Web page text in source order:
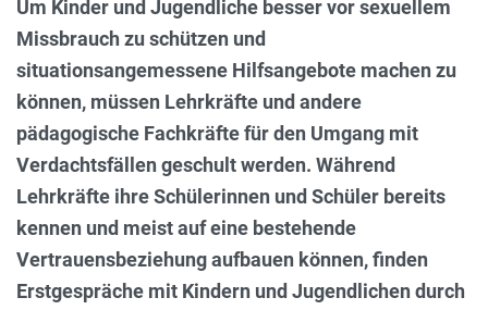
Um Kinder und Jugendliche besser vor sexuellem
Missbrauch zu schützen und
situationsangemessene Hilfsangebote machen zu
können, müssen Lehrkräfte und andere
pädagogische Fachkräfte für den Umgang mit
Verdachtsfällen geschult werden. Während
Lehrkräfte ihre Schülerinnen und Schüler bereits
kennen und meist auf eine bestehende
Vertrauensbeziehung aufbauen können, finden
Erstgespräche mit Kindern und Jugendlichen durch